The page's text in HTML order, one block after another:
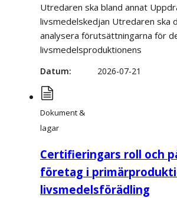
Utredaren ska bland annat
livsmedelskedjan Utredaren ska
analysera förutsättningarna för
livsmedelsproduktionens
Datum 2026-07-21
Dokument &
lagar
Certifieringars roll och
företag i
livsmedelsförädling